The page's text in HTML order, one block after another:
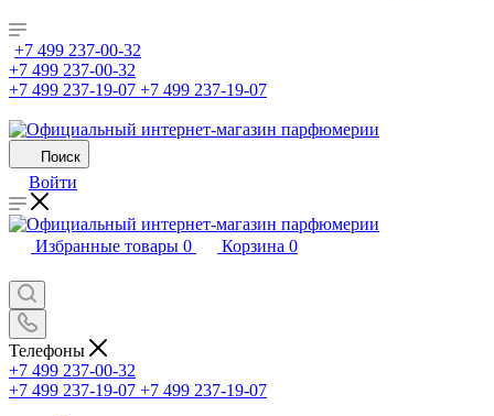
+7 499 237-00-32
+7 499 237-00-32
+7 499 237-19-07 +7 499 237-19-07
Поиск
Войти
Избранные товары 0 Корзина 0
Телефоны
+7 499 237-00-32
+7 499 237-19-07 +7 499 237-19-07